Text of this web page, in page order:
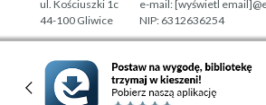
Designed with ♥ byTonik.pl
ul. Kościuszki 1c
44-100 Gliwice
e-mail:[wyświetl
NIP: 6312636254
Regon: 241989027